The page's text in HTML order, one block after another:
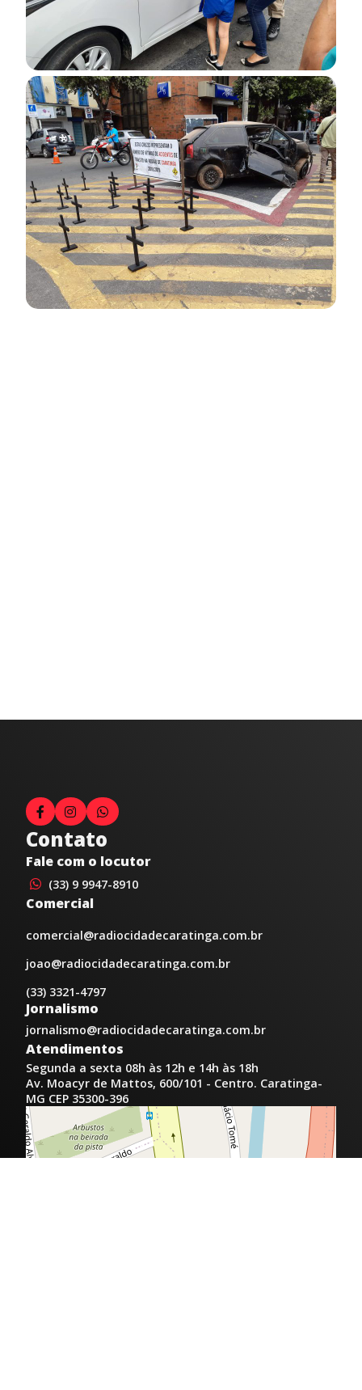
Contato
Fale com o locutor
(33) 9 9947-8910
Comercial
comercial@radiocidadecaratinga.com.br
joao@radiocidadecaratinga.com.br
(33) 3321-4797
Jornalismo
jornalismo@radiocidadecaratinga.com.br
Atendimentos
Segunda a sexta 08h às 12h e 14h às 18h
Av. Moacyr de Mattos, 600/101 - Centro. Caratinga-
MG CEP 35300-396